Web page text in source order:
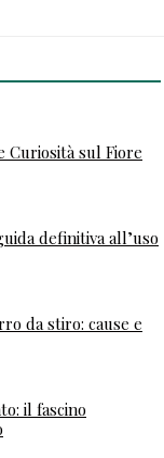
Curiosità sul Fiore
definitiva all’uso
da stiro: cause e
il fascino